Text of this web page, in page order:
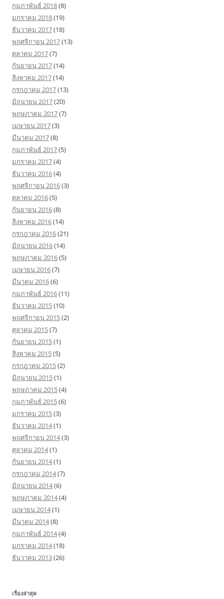
กุมภาพันธ์ 2018(8)
มกราคม 2018(19)
ธันวาคม 2017(18)
พฤศจิกายน 2017(13)
ตุลาคม 2017(7)
กันยายน 2017(14)
สิงหาคม 2017(14)
กรกฎาคม 2017(13)
มิถุนายน 2017(20)
พฤษภาคม 2017(7)
เมษายน 2017(3)
มีนาคม 2017(8)
กุมภาพันธ์ 2017(5)
มกราคม 2017(4)
ธันวาคม 2016(4)
พฤศจิกายน 2016(3)
ตุลาคม 2016(5)
กันยายน 2016(8)
สิงหาคม 2016(14)
กรกฎาคม 2016(21)
มิถุนายน 2016(14)
พฤษภาคม 2016(5)
เมษายน 2016(7)
มีนาคม 2016(6)
กุมภาพันธ์ 2016(11)
ธันวาคม 2015(10)
พฤศจิกายน 2015(2)
ตุลาคม 2015(7)
กันยายน 2015(1)
สิงหาคม 2015(5)
กรกฎาคม 2015(2)
มิถุนายน 2015(1)
พฤษภาคม 2015(4)
กุมภาพันธ์ 2015(6)
มกราคม 2015(3)
ธันวาคม 2014(1)
พฤศจิกายน 2014(3)
ตุลาคม 2014(1)
กันยายน 2014(1)
กรกฎาคม 2014(7)
มิถุนายน 2014(6)
พฤษภาคม 2014(4)
เมษายน 2014(1)
มีนาคม 2014(8)
กุมภาพันธ์ 2014(4)
มกราคม 2014(18)
ธันวาคม 2013(26)
เรื่องล่าสุด